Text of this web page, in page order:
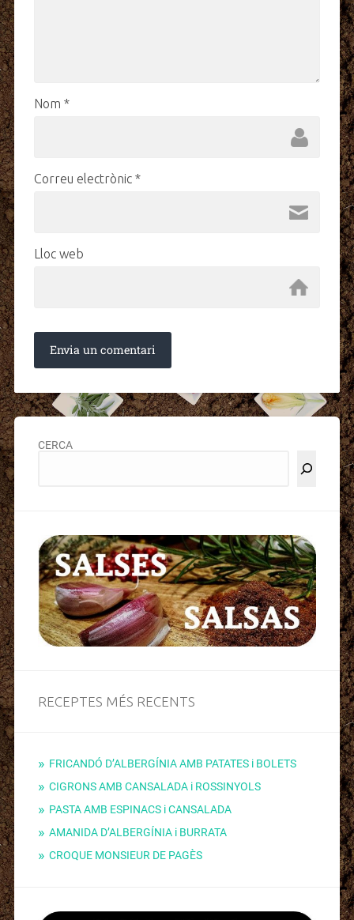
Nom *
Correu electrònic *
Lloc web
CERCA
RECEPTES MÉS RECENTS
FRICANDÓ D’ALBERGÍNIA AMB PATATES i BOLETS
CIGRONS AMB CANSALADA i ROSSINYOLS
PASTA AMB ESPINACS i CANSALADA
AMANIDA D’ALBERGÍNIA i BURRATA
CROQUE MONSIEUR DE PAGÈS